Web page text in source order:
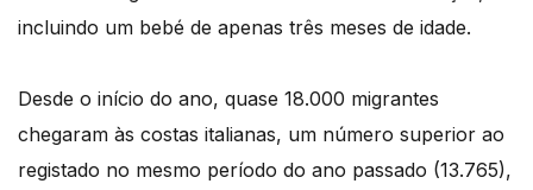
incluindo um bebé de apenas três meses de idade.
Desde o início do ano, quase 18.000 migrantes
chegaram às costas italianas, um número superior ao
registado no mesmo período do ano passado (13.765),